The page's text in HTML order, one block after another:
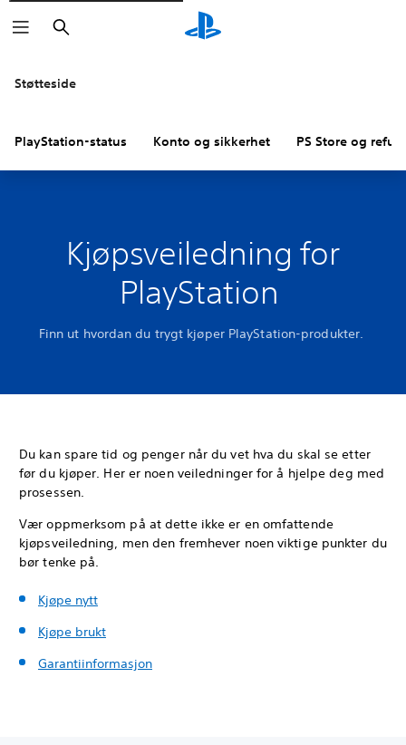
Søk
Støtteside
PlayStation-status Konto og sikkerhet PS Store og
Kjøpsveiledning for
PlayStation
Finn ut hvordan du trygt kjøper PlayStation-produkter.
Du kan spare tid og penger når du vet hva du skal se etter
før du kjøper. Her er noen veiledninger for å hjelpe deg med
prosessen.
Vær oppmerksom på at dette ikke er en omfattende
kjøpsveiledning, men den fremhever noen viktige punkter du
bør tenke på.
Kjøpe nytt
Kjøpe brukt
Garantiinformasjon